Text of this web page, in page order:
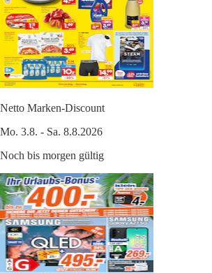
Netto Marken-Discount
Mo. 3.8. - Sa. 8.8.2026
Noch bis morgen gültig